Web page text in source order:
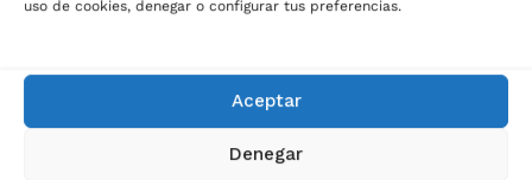
uso de cookies, denegar o configurar tus preferencias.
Aceptar
Denegar